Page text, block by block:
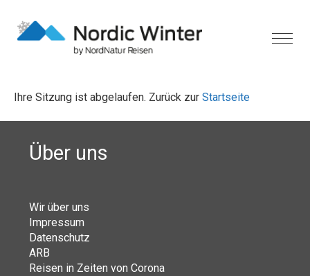
Ihre Sitzung ist abgelaufen. Zurück zur Startseite
Über uns
Wir über uns
Impressum
Datenschutz
ARB
Reisen in Zeiten von Corona